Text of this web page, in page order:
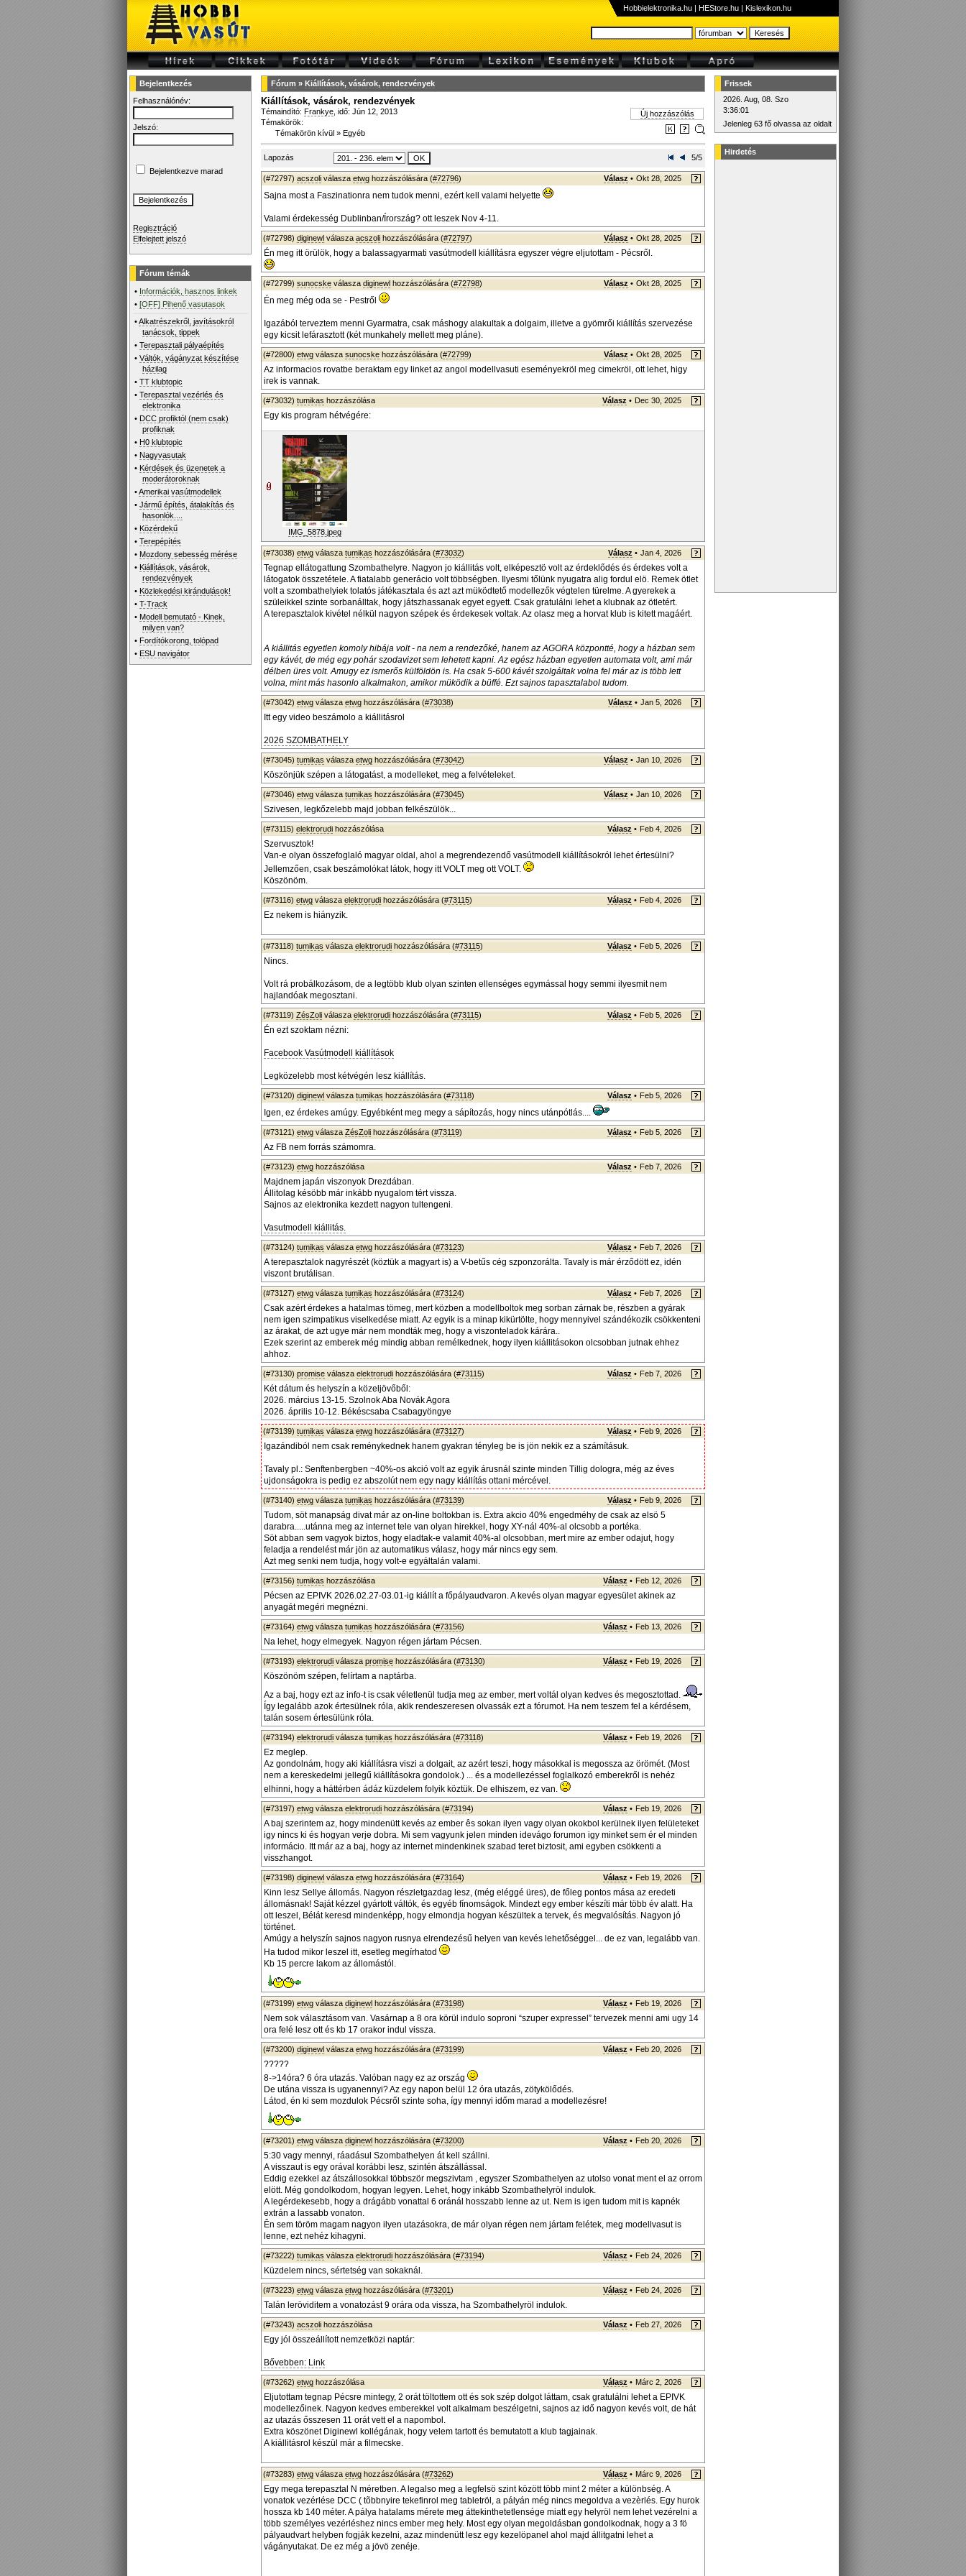
Hobbielektronika.hu | HEStore.hu | Kislexikon.hu
Bejelentkezés
Felhasználónév:
Jelszó:
Bejelentkezve marad
Regisztráció
Elfelejtett jelszó
Fórum témák
• Információk, hasznos linkek
•[OFF] Pihenő vasutasok
•Alkatrészekről, javításokról
tanácsok, tippek
•Terepasztali pályaépítés
•Váltók, vágányzat készítése
házilag
•TT klubtopic
•Terepasztal vezérlés és
elektronika
• DCC profiktól (nem csak)
profiknak
• H0 klubtopic
• Nagyvasutak
• Kérdések és üzenetek a
moderátoroknak
•Amerikai vasútmodellek
•Jármű építés, átalakítás és
hasonlók....
• Közérdekű
•Terepépítés
• Mozdony sebesség mérése
• Kiállítások, vásárok,
rendezvények
• Közlekedési kirándulások!
•T-Track
• Modell bemutató - Kinek,
milyen van?
• Fordítókorong, tolópad
• ESU navigátor
Fórum » Kiállítások, vásárok, rendezvények
Kiállítások, vásárok, rendezvények
Témaindító: Frankye , idő: Jún 12, 2013
Témakörök:
Témakörön kívül » Egyéb
Új hozzászólás
Lapozás 5/5
(#72797) acszoli válasza etwg hozzászólására (#72796) Válasz • Okt 28, 2025
Sajna most a Faszinationra nem tudok menni, ezért kell valami helyette
Valami érdekesség Dublinban/Írország? ott leszek Nov 4-11.
(#72798) diginewl válasza acszoli hozzászólására (#72797) Válasz • Okt 28, 2025
Én meg itt örülök, hogy a balassagyarmati vasútmodell kiállításra egyszer végre eljutottam - Pécsről.
(#72799) sunocske válasza diginewl hozzászólására (#72798) Válasz • Okt 28, 2025
Én meg még oda se - Pestről
Igazából terveztem menni Gyarmatra, csak máshogy alakultak a dolgaim, illetve a gyömrői kiállítás szervezése
egy kicsit lefárasztott (két munkahely mellett meg pláne).
(#72800) etwg válasza sunocske hozzászólására (#72799) Válasz • Okt 28, 2025
Az informacios rovatbe beraktam egy linket az angol modellvasuti eseményekröl meg cimekröl, ott lehet, higy
irek is vannak.
(#73032) tumikas hozzászólása Válasz • Dec 30, 2025
Egy kis program hétvégére:
IMG_5878.jpeg
(#73038) etwg válasza tumikas hozzászólására (#73032) Válasz • Jan 4, 2026
Tegnap ellátogattung Szombathelyre. Nagyon jo kiállitás volt, elképesztö volt az érdeklődés és érdekes volt a
látogatok összetétele. A fiatalabb generácio volt többségben. Ilyesmi tőlünk nyugatra alig fordul elö. Remek ötlet
volt a szombathelyiek tolatós játékasztala és azt azt müködtető modellezők végtelen türelme. A gyerekek a
szüleikkel szinte sorbanálltak, hogy játszhassanak egyet egyett. Csak gratulálni lehet a klubnak az ötletért.
A terepasztalok kivétel nélkül nagyon szépek és érdekesek voltak. Az olasz meg a horvat klub is kitett magáért.
A kiállitás egyetlen komoly hibája volt - na nem a rendezőké, hanem az AGORA központté, hogy a házban sem
egy kávét, de még egy pohár szodavizet sem lehetett kapni. Az egész házban egyetlen automata volt, ami már
délben üres volt. Amugy ez ismerős külföldön is. Ha csak 5-600 kávét szolgáltak volna fel már az is több lett
volna, mint más hasonlo alkalmakon, amikor müködik a büffé. Ezt sajnos tapasztalabol tudom.
(#73042) etwg válasza etwg hozzászólására (#73038) Válasz • Jan 5, 2026
Itt egy video beszámolo a kiállitásrol
2026 SZOMBATHELY
(#73045) tumikas válasza etwg hozzászólására (#73042) Válasz • Jan 10, 2026
Köszönjük szépen a látogatást, a modelleket, meg a felvételeket.
(#73046) etwg válasza tumikas hozzászólására (#73045) Válasz • Jan 10, 2026
Szivesen, legkőzelebb majd jobban felkészülök...
(#73115) elektrorudi hozzászólása Válasz • Feb 4, 2026
Szervusztok!
Van-e olyan összefoglaló magyar oldal, ahol a megrendezendő vasútmodell kiállításokról lehet értesülni?
Jellemzően, csak beszámolókat látok, hogy itt VOLT meg ott VOLT.
Köszönöm.
(#73116) etwg válasza elektrorudi hozzászólására (#73115) Válasz • Feb 4, 2026
Ez nekem is hiányzik.
(#73118) tumikas válasza elektrorudi hozzászólására (#73115) Válasz • Feb 5, 2026
Nincs.
Volt rá probálkozásom, de a legtöbb klub olyan szinten ellenséges egymással hogy semmi ilyesmit nem
hajlandóak megosztani.
(#73119) ZésZoli válasza elektrorudi hozzászólására (#73115) Válasz • Feb 5, 2026
Én ezt szoktam nézni:
Facebook Vasútmodell kiállítások
Legközelebb most kétvégén lesz kiállítás.
(#73120) diginewl válasza tumikas hozzászólására (#73118) Válasz • Feb 5, 2026
Igen, ez érdekes amúgy. Egyébként meg megy a sápítozás, hogy nincs utánpótlás....
(#73121) etwg válasza ZésZoli hozzászólására (#73119) Válasz • Feb 5, 2026
Az FB nem forrás számomra.
(#73123) etwg hozzászólása Válasz • Feb 7, 2026
Majdnem japán viszonyok Drezdában.
Állitolag késöbb már inkább nyugalom tért vissza.
Sajnos az elektronika kezdett nagyon tultengeni.
Vasutmodell kiállitás.
(#73124) tumikas válasza etwg hozzászólására (#73123) Válasz • Feb 7, 2026
A terepasztalok nagyrészét (köztük a magyart is) a V-betűs cég szponzorálta. Tavaly is már érződött ez, idén
viszont brutálisan.
(#73127) etwg válasza tumikas hozzászólására (#73124) Válasz • Feb 7, 2026
Csak azért érdekes a hatalmas tömeg, mert közben a modellboltok meg sorban zárnak be, részben a gyárak
nem igen szimpatikus viselkedése miatt. Az egyik is a minap kikürtölte, hogy mennyivel szándékozik csökkenteni
az árakat, de azt ugye már nem mondták meg, hogy a viszonteladok kárára..
Ezek szerint az emberek még mindig abban remélkednek, hogy ilyen kiállitásokon olcsobban jutnak ehhez
ahhoz.
(#73130) promise válasza elektrorudi hozzászólására (#73115) Válasz • Feb 7, 2026
Két dátum és helyszín a közeljövőből:
2026. március 13-15. Szolnok Aba Novák Agora
2026. április 10-12. Békéscsaba Csabagyöngye
(#73139) tumikas válasza etwg hozzászólására (#73127) Válasz • Feb 9, 2026
Igazándiból nem csak reménykednek hanem gyakran tényleg be is jön nekik ez a számításuk.
Tavaly pl.: Senftenbergben ~40%-os akció volt az egyik árusnál szinte minden Tillig dologra, még az éves
ujdonságokra is pedig ez abszolút nem egy nagy kiállítás ottani mércével.
(#73140) etwg válasza tumikas hozzászólására (#73139) Válasz • Feb 9, 2026
Tudom, söt manapság divat már az on-line boltokban is. Extra akcio 40% engedméhy de csak az elsö 5
darabra.....utánna meg az internet tele van olyan hirekkel, hogy XY-nál 40%-al olcsobb a portéka.
Söt abban sem vagyok biztos, hogy eladtak-e valamit 40%-al olcsobban, mert mire az ember odajut, hogy
feladja a rendelést már jön az automatikus válasz, hogy már nincs egy sem.
Azt meg senki nem tudja, hogy volt-e egyáltalán valami.
(#73156) tumikas hozzászólása Válasz • Feb 12, 2026
Pécsen az EPIVK 2026.02.27-03.01-ig kiállít a főpályaudvaron. A kevés olyan magyar egyesület akinek az
anyagát megéri megnézni.
(#73164) etwg válasza tumikas hozzászólására (#73156) Válasz • Feb 13, 2026
Na lehet, hogy elmegyek. Nagyon régen jártam Pécsen.
(#73193) elektrorudi válasza promise hozzászólására (#73130) Válasz • Feb 19, 2026
Köszönöm szépen, felírtam a naptárba.
Az a baj, hogy ezt az info-t is csak véletlenül tudja meg az ember, mert voltál olyan kedves és megosztottad.
Így legalább azok értesülnek róla, akik rendeszeresen olvassák ezt a fórumot. Ha nem teszem fel a kérdésem,
talán sosem értesülünk róla.
(#73194) elektrorudi válasza tumikas hozzászólására (#73118) Válasz • Feb 19, 2026
Ez meglep.
Az gondolnám, hogy aki kiállításra viszi a dolgait, az azért teszi, hogy másokkal is megossza az örömét. (Most
nem a kereskedelmi jellegű kiállításokra gondolok.) ... és a modellezéssel foglalkozó emberekről is nehéz
elhinni, hogy a háttérben ádáz küzdelem folyik köztük. De elhiszem, ez van.
(#73197) etwg válasza elektrorudi hozzászólására (#73194) Válasz • Feb 19, 2026
A baj szerintem az, hogy mindenütt kevés az ember ês sokan ilyen vagy olyan okokbol kerülnek ilyen felületeket
igy nincs ki és hogyan verje dobra. Mi sem vagyunk jelen minden idevágo forumon igy minket sem ér el minden
informácio. Itt már az a baj, hogy az internet mindenkinek szabad teret biztosit, ami egyben csökkenti a
visszhangot.
(#73198) diginewl válasza etwg hozzászólására (#73164) Válasz • Feb 19, 2026
Kinn lesz Sellye állomás. Nagyon részletgazdag lesz, (még eléggé üres), de főleg pontos mása az eredeti
állomásnak! Saját kézzel gyártott váltók, és egyéb fínomságok. Mindezt egy ember készíti már több év alatt. Ha
ott leszel, Bélát keresd mindenképp, hogy elmondja hogyan készültek a tervek, és megvalósítás. Nagyon jó
történet.
Amúgy a helyszín sajnos nagyon rusnya elrendezésű helyen van kevés lehetőséggel... de ez van, legalább van.
Ha tudod mikor leszel itt, esetleg megírhatod
Kb 15 percre lakom az állomástól.
(#73199) etwg válasza diginewl hozzászólására (#73198) Válasz • Feb 19, 2026
Nem sok választásom van. Vasárnap a 8 ora körül indulo soproni “szuper expressel” tervezek menni ami ugy 14
ora felé lesz ott és kb 17 orakor indul vissza.
(#73200) diginewl válasza etwg hozzászólására (#73199) Válasz • Feb 20, 2026
?????
8->14óra? 6 óra utazás. Valóban nagy ez az ország
De utána vissza is ugyanennyi? Az egy napon belül 12 óra utazás, zötykölődés.
Látod, én ki sem mozdulok Pécsről szinte soha, így mennyi időm marad a modellezésre!
(#73201) etwg válasza diginewl hozzászólására (#73200) Válasz • Feb 20, 2026
5:30 vagy mennyi, ráadásul Szombathelyen át kell szállni.
A visszaut is egy orával korábbi lesz, szintén átszállással.
Eddig ezekkel az átszállosokkal többször megszivtam , egyszer Szombathelyen az utolso vonat ment el az orrom
elött. Még gondolkodom, hogyan legyen. Lehet, hogy inkább Szombathelyröl indulok.
A legérdekesebb, hogy a drágább vonattal 6 oránál hosszabb lenne az ut. Nem is igen tudom mit is kapnék
extrán a lassabb vonaton.
Ên sem töröm magam nagyon ilyen utazásokra, de már olyan régen nem jártam felétek, meg modellvasut is
lenne, ezt nehéz kihagyni.
(#73222) tumikas válasza elektrorudi hozzászólására (#73194) Válasz • Feb 24, 2026
Küzdelem nincs, sértetség van sokaknál.
(#73223) etwg válasza etwg hozzászólására (#73201) Válasz • Feb 24, 2026
Talán leröviditem a vonatozást 9 orára oda vissza, ha Szombathelyröl indulok.
(#73243) acszoli hozzászólása Válasz • Feb 27, 2026
Egy jól összeállított nemzetközi naptár:
Bővebben: Link
(#73262) etwg hozzászólása Válasz • Márc 2, 2026
Eljutottam tegnap Pécsre mintegy, 2 orát töltottem ott és sok szép dolgot láttam, csak gratulálni lehet a EPIVK
modellezőinek. Nagyon kedves emberekkel volt alkalmam beszélgetni, sajnos az idő nagyon kevés volt, de hát
az utazás ősszesen 11 orát vett el a napombol.
Extra köszönet Diginewl kollégának, hogy velem tartott és bemutatott a klub tagjainak.
A kiállitásrol készül már a filmecske.
(#73283) etwg válasza etwg hozzászólására (#73262) Válasz • Márc 9, 2026
Egy mega terepasztal N méretben. A legalso meg a legfelsö szint között több mint 2 méter a különbség. A
vonatok vezérlése DCC ( tõbbnyire tekefinrol meg tabletröl, a pályán még nincs megoldva a vezèrlés. Egy hurok
hossza kb 140 méter. A pálya hatalams mérete meg áttekinthetetlensége miatt egy helyröl nem lehet vezérelni a
több személyes vezérléshez nincs ember meg hely. Most egy olyan megoldásban gondolkodnak, hogy a 3 fö
pályaudvart helyben fogják kezelni, azaz mindenütt lesz egy kezelöpanel ahol majd állitgatni lehet a
vágányutakat. De ez még a jövö zenéje.
Frissek
2026. Aug, 08. Szo
3:36:01
Jelenleg 63 fő olvassa az oldalt
Hirdetés